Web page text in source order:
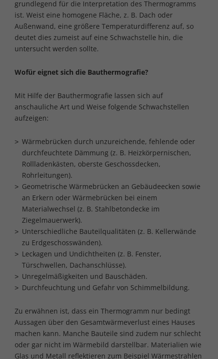
grundlegend für die Interpretation des Thermogramms
ist. Weist eine homogene Fläche, z. B. Dach oder
Außenwand, eine größere Temperaturdifferenz auf, so
deutet dies zumeist auf eine Schwachstelle hin, die
untersucht werden sollte.
Wofür eignet sich die Bauthermografie?
Mit Hilfe der Bauthermografie lassen sich auf
anschauliche Art und Weise folgende Schwachstellen
aufzeigen:
Wärmebrücken durch unzureichende, fehlende oder
durchfeuchtete Dämmung (z. B. Heizkörpernischen,
Rollladenkästen, oberste Geschossdecken,
Rohrleitungen).
Geometrische Wärmebrücken an Gebäudeecken sowie
an Erkern oder Wärmebrücken bei einem
Materialwechsel (z. B. Stahlbetondecke im
Ziegelmauerwerk).
Unterschiedliche Bauteilqualitäten (z. B. Kellerwände
zu Erdgeschosswänden).
Leckagen und Undichtheiten (z. B. Fenster,
Türschwellen, Dachanschlüsse).
Unregelmäßigkeiten und Bauschäden.
Durchfeuchtung und Gefahr von Schimmelbildung.
Zu erwähnen ist, dass ein Thermogramm nur bedingt
Aussagen über den Gesamtwärmeverlust eines Hauses
machen kann. Manche Bauteile sind zudem nur schlecht
oder gar nicht im Wärmebild darstellbar. Materialien wie
Glas und Metall reflektieren zum Beispiel Wärmestrahlen